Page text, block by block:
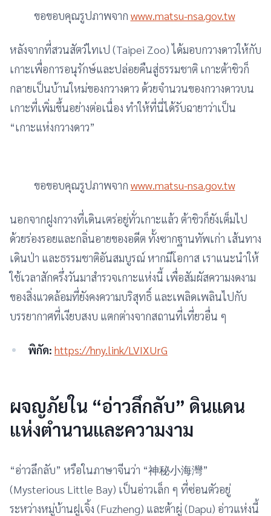
ขอขอบคุณรูปภาพจาก www.matsu-nsa.gov.tw
หลังจากที่สวนสัตว์ไทเป (Taipei Zoo) ได้มอบกวางดาวให้กับ
เกาะเพื่อการอนุรักษ์และปล่อยคืนสู่ธรรมชาติ เกาะต้าชิวก็
กลายเป็นบ้านใหม่ของกวางดาว ด้วยจำนวนของกวางดาวบน
เกาะที่เพิ่มขึ้นอย่างต่อเนื่อง ทำให้ที่นี่ได้รับฉายาว่าเป็น
“เกาะแห่งกวางดาว”
ขอขอบคุณรูปภาพจาก www.matsu-nsa.gov.tw
นอกจากฝูงกวางที่เดินเตร่อยู่ทั่วเกาะแล้ว ต้าชิวก็ยังเต็มไป
ด้วยร่องรอยและกลิ่นอายของอดีต ทั้งซากฐานทัพเก่า เส้นทาง
เดินป่า และธรรมชาติอันสมบูรณ์ หากมีโอกาส เราแนะนำให้
ใช้เวลาสักครึ่งวันมาสำรวจเกาะแห่งนี้ เพื่อสัมผัสความงดงาม
ของสิ่งแวดล้อมที่ยังคงความบริสุทธิ์ และเพลิดเพลินไปกับ
บรรยากาศที่เงียบสงบ แตกต่างจากสถานที่เที่ยวอื่น ๆ
พิกัด: https://hny.link/LVIXUrG
ผจญภัยใน “อ่าวลึกลับ” ดินแดน
แห่งตำนานและความงาม
“อ่าวลึกลับ” หรือในภาษาจีนว่า “神秘小海灣”
(Mysterious Little Bay) เป็นอ่าวเล็ก ๆ ที่ซ่อนตัวอยู่
ระหว่างหมู่บ้านฝูเจิ้ง (Fuzheng) และต้าผู่ (Dapu) อ่าวแห่งนี้